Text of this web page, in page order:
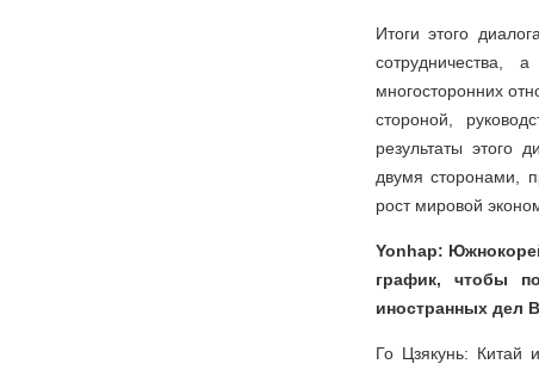
Итоги этого
сотрудничества,
многосторонних
стороной,
результаты этого
двумя сторонами,
рост мировой
Yonhap:
график, чтобы
иностранных дел
Го Цзякунь: